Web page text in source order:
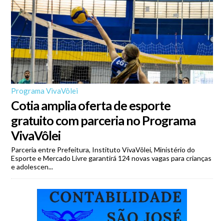
Programa VivaVôlei
Cotia amplia oferta de esporte
gratuito com parceria no Programa
VivaVôlei
Parceria entre Prefeitura, Instituto VivaVôlei, Ministério do
Esporte e Mercado Livre garantirá 124 novas vagas para crianças
e adolescen...